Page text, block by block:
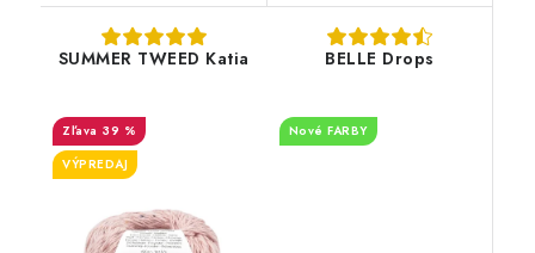
SUMMER TWEED Katia
39 %
VÝPREDAJ
BELLE Drops
Nové FARBY